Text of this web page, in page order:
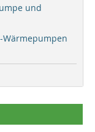
und
Wärmepumpen